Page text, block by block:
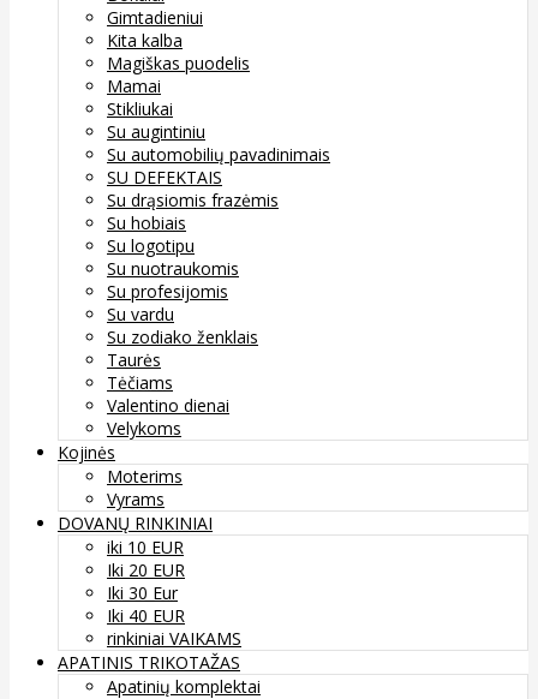
Gimtadieniui
Kita kalba
Magiškas puodelis
Mamai
Stikliukai
Su augintiniu
Su automobilių pavadinimais
SU DEFEKTAIS
Su drąsiomis frazėmis
Su hobiais
Su logotipu
Su nuotraukomis
Su profesijomis
Su vardu
Su zodiako ženklais
Taurės
Tėčiams
Valentino dienai
Velykoms
Kojinės
Moterims
Vyrams
DOVANŲ RINKINIAI
iki 10 EUR
Iki 20 EUR
Iki 30 Eur
Iki 40 EUR
rinkiniai VAIKAMS
APATINIS TRIKOTAŽAS
Apatinių komplektai